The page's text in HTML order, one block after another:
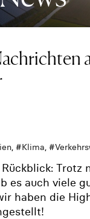
, #Klima, #
Trotz
es auch viele
haben die